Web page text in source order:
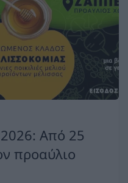
Από 25
προαύλιο